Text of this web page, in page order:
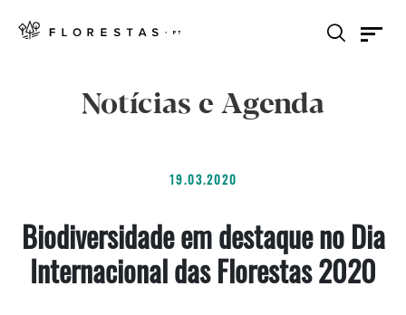
Notícias e Agenda
19.03.2020
Biodiversidade em destaque no Dia
Internacional das Florestas 2020